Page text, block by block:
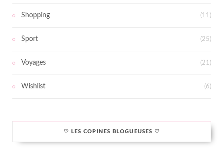
Shopping (11)
Sport (25)
Voyages (21)
Wishlist (6)
♡ LES COPINES BLOGUEUSES ♡